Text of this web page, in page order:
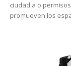
ciudad a o
promueven los